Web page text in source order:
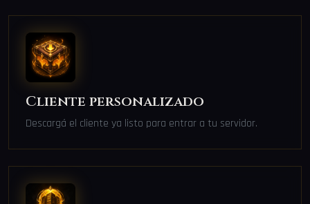
Cliente personalizado
Descargá el cliente ya listo para entrar a tu servidor.